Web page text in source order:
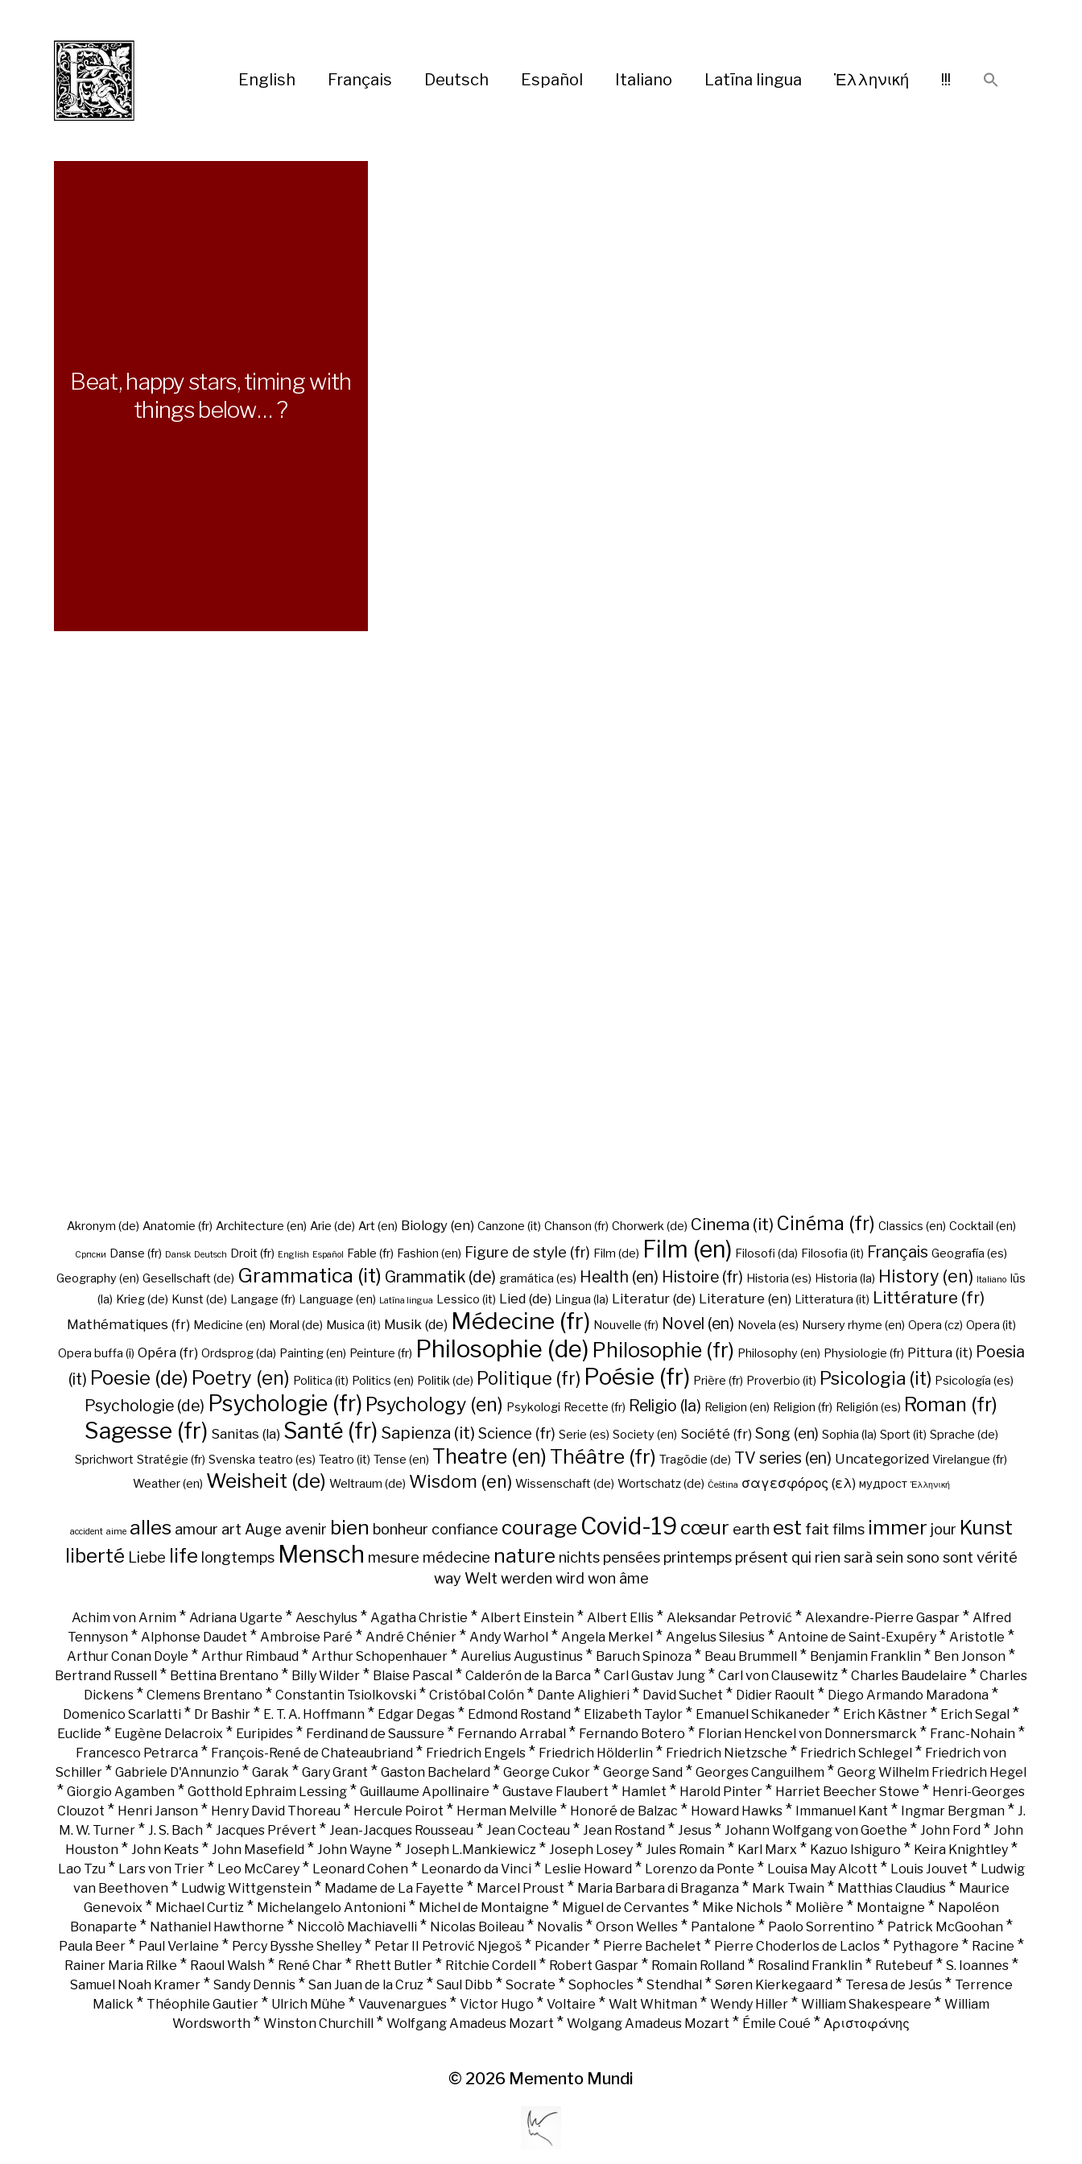
English Français Deutsch Español Italiano Latīna lingua Ἑλληνική !!!
Beat, happy stars, timing with
things below… ?
Akronym (de) Anatomie (fr) Architecture (en) Arie (de) Art (en) Biology (en) Canzone (it) Chanson (fr) Chorwerk (de) Cinema (it) Cinéma (fr) Classics (en) Cocktail (en)
Cрпски Danse (fr) Dansk Deutsch Droit (fr) English Español Fable (fr) Fashion (en) Figure de style (fr) Film (de) Film (en) Filosofi (da) Filosofia (it) Français Geografía (es)
Geography (en) Gesellschaft (de) Grammatica (it) Grammatik (de) gramática (es) Health (en) Histoire (fr) Historia (es) Historia (la) History (en) Italiano Iūs
(la) Krieg (de) Kunst (de) Langage (fr) Language (en) Latīna lingua Lessico (it) Lied (de) Lingua (la) Literatur (de) Literature (en) Litteratura (it) Littérature (fr)
Mathématiques (fr) Medicine (en) Moral (de) Musica (it) Musik (de) Médecine (fr) Nouvelle (fr) Novel (en) Novela (es) Nursery rhyme (en) Opera (cz) Opera (it)
Opera buffa (i) Opéra (fr) Ordsprog (da) Painting (en) Peinture (fr) Philosophie (de) Philosophie (fr) Philosophy (en) Physiologie (fr) Pittura (it) Poesia
(it) Poesie (de) Poetry (en) Politica (it) Politics (en) Politik (de) Politique (fr) Poésie (fr) Prière (fr) Proverbio (it) Psicologia (it) Psicología (es)
Psychologie (de) Psychologie (fr) Psychology (en) Psykologi Recette (fr) Religio (la) Religion (en) Religion (fr) Religión (es) Roman (fr)
Sagesse (fr) Sanitas (la) Santé (fr) Sapienza (it) Science (fr) Serie (es) Society (en) Société (fr) Song (en) Sophia (la) Sport (it) Sprache (de)
Sprichwort Stratégie (fr) Svenska teatro (es) Teatro (it) Tense (en) Theatre (en) Théâtre (fr) Tragödie (de) TV series (en) Uncategorized Virelangue (fr)
Weather (en) Weisheit (de) Weltraum (de) Wisdom (en) Wissenschaft (de) Wortschatz (de) Čeština σαγεσφόρος (ελ) мудрост Ἑλληνική
accident aime alles amour art Auge avenir bien bonheur confiance courage Covid-19 cœur earth est fait films immer jour Kunst
liberté Liebe life longtemps Mensch mesure médecine nature nichts pensées printemps présent qui rien sarà sein sono sont vérité
way Welt werden wird won âme
Achim von Arnim* Adriana Ugarte * Aeschylus* Agatha Christie * Albert Einstein* Albert Ellis* Aleksandar Petrović * Alexandre-Pierre Gaspar* Alfred
Tennyson * Alphonse Daudet * Ambroise Paré * André Chénier * Andy Warhol * Angela Merkel * Angelus Silesius * Antoine de Saint-Exupéry * Aristotle *
Arthur Conan Doyle * Arthur Rimbaud * Arthur Schopenhauer * Aurelius Augustinus * Baruch Spinoza * Beau Brummell * Benjamin Franklin * Ben Jonson *
Bertrand Russell * Bettina Brentano * Billy Wilder * Blaise Pascal * Calderón de la Barca * Carl Gustav Jung * Carl von Clausewitz * Charles Baudelaire * Charles
Dickens * Clemens Brentano * Constantin Tsiolkovski * Cristóbal Colón * Dante Alighieri * David Suchet * Didier Raoult * Diego Armando Maradona *
Domenico Scarlatti * Dr Bashir * E. T. A. Hoffmann * Edgar Degas * Edmond Rostand * Elizabeth Taylor * Emanuel Schikaneder * Erich Kästner * Erich Segal *
Euclide * Eugène Delacroix * Euripides * Ferdinand de Saussure * Fernando Arrabal * Fernando Botero * Florian Henckel von Donnersmarck * Franc-Nohain *
Francesco Petrarca * François-René de Chateaubriand * Friedrich Engels * Friedrich Hölderlin * Friedrich Nietzsche * Friedrich Schlegel * Friedrich von
Schiller * Gabriele D'Annunzio * Garak * Gary Grant * Gaston Bachelard * George Cukor * George Sand * Georges Canguilhem * Georg Wilhelm Friedrich Hegel
* Giorgio Agamben * Gotthold Ephraim Lessing * Guillaume Apollinaire * Gustave Flaubert * Hamlet * Harold Pinter * Harriet Beecher Stowe * Henri-Georges
Clouzot * Henri Janson* Henry David Thoreau* Hercule Poirot * Herman Melville * Honoré de Balzac * Howard Hawks* Immanuel Kant * Ingmar Bergman* J.
M. W. Turner * J. S. Bach * Jacques Prévert * Jean-Jacques Rousseau * Jean Cocteau * Jean Rostand * Jesus * Johann Wolfgang von Goethe * John Ford * John
Houston* John Keats* John Masefield* John Wayne * Joseph L.Mankiewicz* Joseph Losey* Jules Romain* Karl Marx * Kazuo Ishiguro * Keira Knightley*
Lao Tzu* Lars von Trier* Leo McCarey* Leonard Cohen* Leonardo da Vinci* Leslie Howard* Lorenzo da Ponte * Louisa May Alcott * Louis Jouvet * Ludwig
van Beethoven* Ludwig Wittgenstein* Madame de La Fayette * Marcel Proust * Maria Barbara di Braganza* Mark Twain* Matthias Claudius* Maurice
Genevoix * Michael Curtiz* Michelangelo Antonioni* Michel de Montaigne * Miguel de Cervantes* Mike Nichols* Molière * Montaigne * Napoléon
Bonaparte * Nathaniel Hawthorne * Niccolò Machiavelli* Nicolas Boileau* Novalis* Orson Welles* Pantalone * Paolo Sorrentino * Patrick McGoohan*
Paula Beer* Paul Verlaine * Percy Bysshe Shelley* Petar II Petrović Njegoš* Picander* Pierre Bachelet * Pierre Choderlos de Laclos* Pythagore * Racine *
Rainer Maria Rilke * Raoul Walsh* René Char* Rhett Butler* Ritchie Cordell * Robert Gaspar* Romain Rolland* Rosalind Franklin* Rutebeuf* S. Ioannes*
Samuel Noah Kramer* Sandy Dennis* San Juan de la Cruz* Saul Dibb * Socrate * Sophocles* Stendhal* Søren Kierkegaard* Teresa de Jesús* Terrence
Malick * Théophile Gautier * Ulrich Mühe * Vauvenargues * Victor Hugo * Voltaire * Walt Whitman * Wendy Hiller * William Shakespeare * William
Wordsworth * Winston Churchill * Wolfgang Amadeus Mozart * Wolgang Amadeus Mozart * Émile Coué * Αριστοφάνης
© 2026 Memento Mundi